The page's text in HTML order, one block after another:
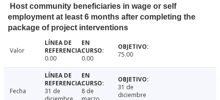
Host community beneficiaries in wage or self
employment at least 6 months after completing the
package of project interventions
Valor
0.00
0.00 75.00
Fecha
31 de
8 de
31 de
diciembre